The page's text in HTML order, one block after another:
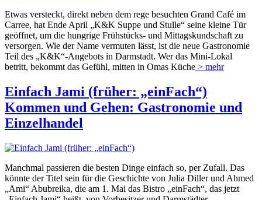
Etwas versteckt, direkt neben dem rege besuchten Grand Café im
Carree, hat Ende April „K&K Suppe und Stulle“ seine kleine Tür
geöffnet, um die hungrige Frühstücks- und Mittagskundschaft zu
versorgen. Wie der Name vermuten lässt, ist die neue Gastronomie
Teil des „K&K“-Angebots in Darmstadt. Wer das Mini-Lokal
betritt, bekommt das Gefühl, mitten in Omas Küche > mehr
Einfach Jami (früher: „einFach“)
Kommen und Gehen: Gastronomie und
Einzelhandel
Manchmal passieren die besten Dinge einfach so, per Zufall. Das
könnte der Titel sein für die Geschichte von Julia Diller und Ahmed
„Ami“ Abubreika, die am 1. Mai das Bistro „einFach“, das jetzt